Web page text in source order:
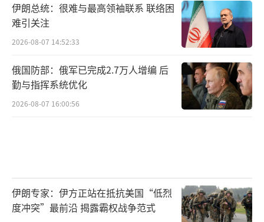
伊朗总统：很难与最高领袖联系 联络困
难引关注
2026-08-07 14:52:33
俄国防部：俄军已完成2.7万人增编 后
勤与指挥系统优化
2026-08-07 16:00:56
伊朗专家：伊方正站在抵抗美国“低烈
度冲突”最前沿 揭露霸权战争范式